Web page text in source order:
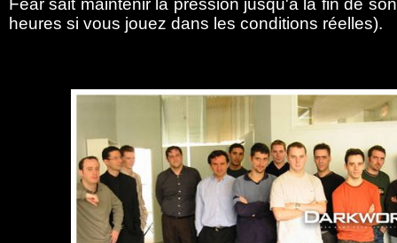
Fear sait maintenir la pression jusqu'à la fin de
heures si vous jouez dans les conditions réelles).